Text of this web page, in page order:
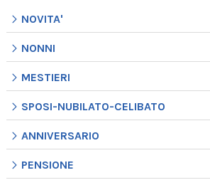
NOVITA'
NONNI
MESTIERI
SPOSI-NUBILATO-CELIBATO
ANNIVERSARIO
PENSIONE